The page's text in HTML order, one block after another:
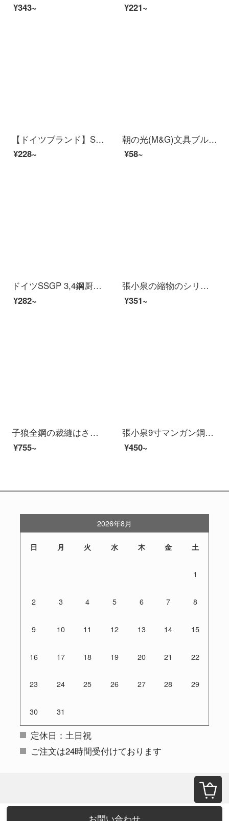
¥343~
¥221~
【ドイツブランド】SSGP鋭い竜鳳のハサミ家庭用オフィス裁縫多機能金のハサミステンレスの裁縫裁断服の配線ヘッドを裁断して、尖った口を裁断して小さいベルリンのハサミを切ります。金色のデザインは19センチです。
¥228~
朝の光(M&G)文具ブルーの強いはさみ学生の携帯型の切り紙刀の軟膏の取っ手の簡単な執務するはさみは単にASSN 2246を詰めます。
¥58~
ドイツSSGP 3,4鋼厨房マルチファンクションはさみステンレス鋼の強力な鶏の骨を多く切って、骨切りの調理師が食べ物で骨切りの包丁を使って、家庭でステーキを切って鶏肉の骨を切り、魚の骨を切り、魚のうろこを切り、クルミを挟んで、蓋を開けて、スイカの皮を削ります...
¥282~
張小泉の縮物のシリーズのステンレスは多く台所のはさみJ 202020202000を使います。
¥351~
子狼全鋼の裁縫はさみ家庭用強いはさみ家庭用ハサミステンレスハサミ
¥755~
張小泉9寸マンガン鋼の裁縫はさみDC-9
¥450~
2026年8月
日 月 火 水 木 金 土
1
2 3 4 5 6 7 8
9 10 11 12 13 14 15
16 17 18 19 20 21 22
23 24 25 26 27 28 29
30 31
定休日：土日祝
ご注文は24時間受付けております